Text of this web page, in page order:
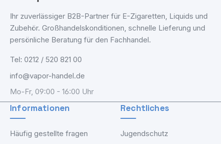
Ihr zuverlässiger B2B-Partner für E-Zigaretten, Liquids und
Zubehör. Großhandelskonditionen, schnelle Lieferung und
persönliche Beratung für den Fachhandel.
Tel: 0212 / 520 821 00
info@vapor-handel.de
Mo-Fr, 09:00 - 16:00 Uhr
Informationen
Häufig gestellte fragen
Rechtliches
Jugendschutz